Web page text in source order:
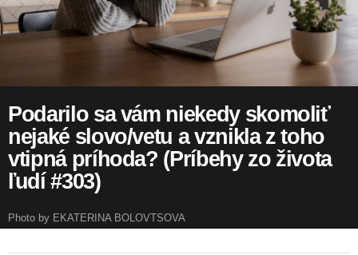
Podarilo sa vám niekedy skomoliť
nejaké slovo/vetu a vznikla z toho
vtipná príhoda? (Príbehy zo života
ľudí #303)
Photo by EKATERINA BOLOVTSOVA